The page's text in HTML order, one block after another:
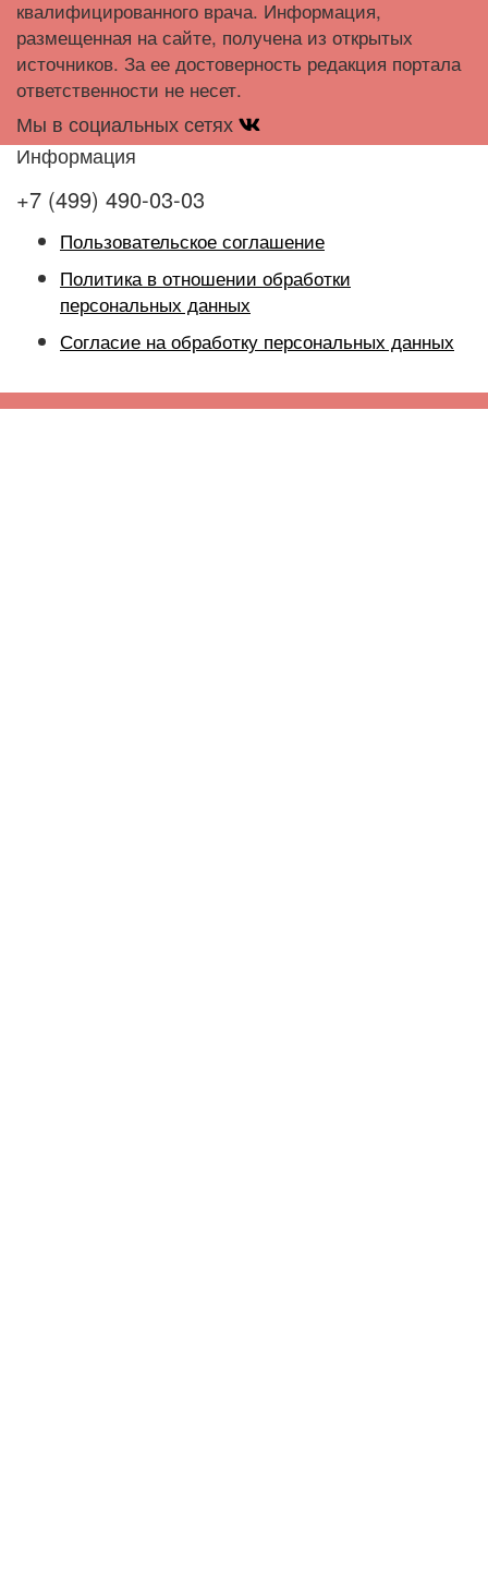
квалифицированного врача. Информация,
размещенная на сайте, получена из открытых
источников. За ее достоверность редакция портала
ответственности не несет.
Мы в социальных сетях
Информация
+7 (499) 490-03-03
Пользовательское соглашение
Политика в отношении обработки
персональных данных
Согласие на обработку персональных данных